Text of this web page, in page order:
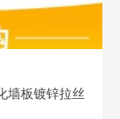
墙板镀锌拉丝